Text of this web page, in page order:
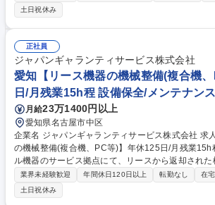
新生銀行のネットワークを活用した新規開拓まで担います。 東
法人顧客に対し、機械設備等の導入に関するファイ
す。設備投資計画のヒアリング、物件選定、見積
と財務分析による与信審査、契約締結、納入後の
当します。顧客の財務状況を正確に把握し、適切な
信判断と、経営課題の解決に向けた最適な金融ス
ます。コンサルティング要素の強い高度な営業業務です。 募集
京/リース営業】金融業界での営業経験や決算書の
土日祝休み
正社員
ジャパンギャランティサービス株式会社
愛知【リース機器の機械整備(複合機
日/月残業15h程 設備保全/メンテナンス
月給23万1400円以上
愛知県名古屋市中区
企業名 ジャパンギャランティサービス株式会社 求人名 愛知【リース機器
の機械整備(複合機、PC等)】年休125日/月残業15h程 仕事の内容 レ
ル機器のサービス拠点にて、リースから返却され
ートフォン、複合機など）の検品や整備、メンテナ
事です。 リース先から戻ってきた複合機などのＯＡ機器やLED・デジタル
サイネージを、次に利用するお客様へ万全の状態で
業界未経験歓迎 年間休日120日以上 転勤なし 在
土日祝休み